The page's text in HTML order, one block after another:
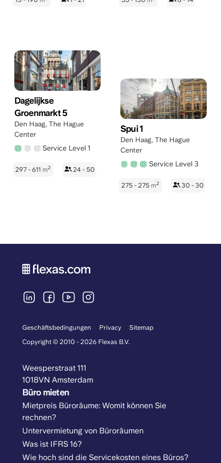
Dagelijkse
Groenmarkt 5
Den Haag, The Hague
Center
Service Level 1
297 - 611 m2 24 - 50
Spui 1
Den Haag, The Hague
Center
Service Level 3
275 - 275 m2 30 - 30
Geschäftsbedingungen Privacy
Sitemap
Copyright © 2010 - 2026 Flexas B.V.
Weesperstraat 111
1018VN Amsterdam
Büro mieten
Mietpreis Büroräume: Womit können Sie
rechnen?
Untervermietung von Büroräumen
Was ist IFRS 16?
Wie hoch sind die Servicekosten eines Büros?